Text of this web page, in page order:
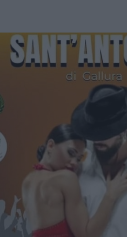
METEO PER IL WEEKEND A OLBIA E IN GALLURA